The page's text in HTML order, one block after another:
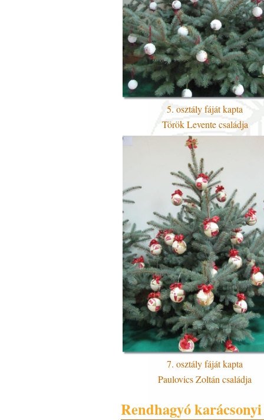
5. osztály fáját kapta
Török Levente családja
7. osztály fáját kapta
Paulovics Zoltán családja
Rendhagyó